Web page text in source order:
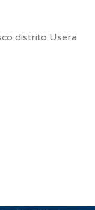
distrito Usera